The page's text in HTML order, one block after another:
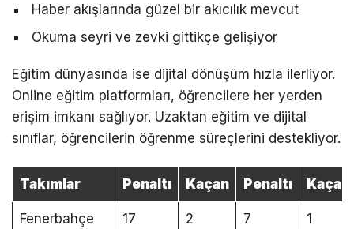
Haber akışlarında güzel bir akıcılık mevcut
Okuma seyri ve zevki gittikçe gelişiyor
Eğitim dünyasında ise dijital dönüşüm hızla ilerliyor.
Online eğitim platformları, öğrencilere her yerden
erişim imkanı sağlıyor. Uzaktan eğitim ve dijital
sınıflar, öğrencilerin öğrenme süreçlerini destekliyor.
Takımlar Penaltı Kaçan Penaltı Kaçan
Fenerbahçe 17 2 7 1